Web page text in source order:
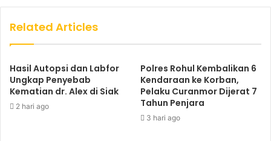
Related Articles
Hasil Autopsi dan Labfor
Ungkap Penyebab
Kematian dr. Alex di Siak
2 hari ago
Polres Rohul Kembalikan 6
Kendaraan ke Korban,
Pelaku Curanmor Dijerat 7
Tahun Penjara
3 hari ago